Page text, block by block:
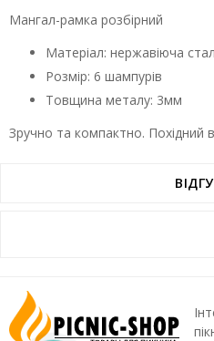
Мангал-рамка розбірний
Матеріал: нержавіюча
Розмір: 6 шампурів
Товщина металу: 3мм
Зручно та компактно. Похідний